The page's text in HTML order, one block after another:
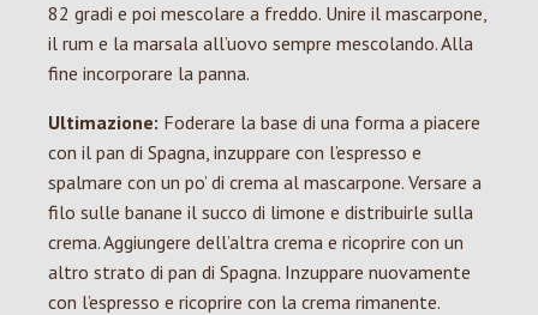
82 gradi e poi mescolare a freddo. Unire il mascarpone,
il rum e la marsala all’uovo sempre mescolando. Alla
fine incorporare la panna.
Ultimazione: Foderare la base di una forma a piacere
con il pan di Spagna, inzuppare con l’espresso e
spalmare con un po’ di crema al mascarpone. Versare a
filo sulle banane il succo di limone e distribuirle sulla
crema. Aggiungere dell’altra crema e ricoprire con un
altro strato di pan di Spagna. Inzuppare nuovamente
con l’espresso e ricoprire con la crema rimanente.